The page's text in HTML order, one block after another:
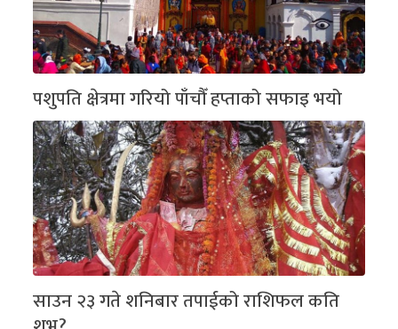
पशुपति क्षेत्रमा गरियो पाँचौँ हप्ताको सफाइ भयो
साउन २३ गते शनिबार तपाईको राशिफल कति